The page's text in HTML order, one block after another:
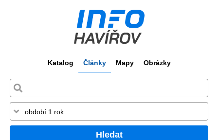
Katalog Články Mapy Obrázky
Hledat